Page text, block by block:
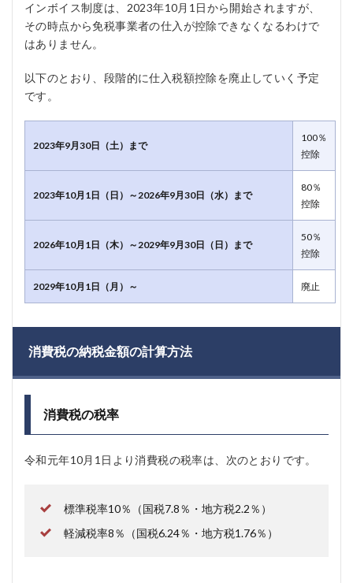
インボイス制度は、2023年10月1日から開始されますが、
その時点から免税事業者の仕入が控除できなくなるわけで
はありません。
以下のとおり、段階的に仕入税額控除を廃止していく予定
です。
2023年9月30日（土）まで
100％
控除
2023年10月1日（日）～2026年9月30日（水）まで
80％
控除
2026年10月1日（木）～2029年9月30日（日）まで
50％
控除
2029年10月1日（月）～ 廃止
消費税の納税金額の計算方法
消費税の税率
令和元年10月1日より消費税の税率は、次のとおりです。
標準税率10％（国税7.8％・地方税2.2％）
軽減税率8％（国税6.24％・地方税1.76％）